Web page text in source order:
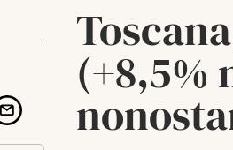
(+8,5%